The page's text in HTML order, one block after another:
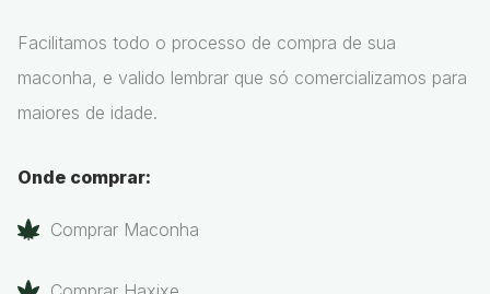
Facilitamos todo o processo de compra de sua
maconha, e valido lembrar que só comercializamos para
maiores de idade.
Onde comprar:
Comprar Maconha